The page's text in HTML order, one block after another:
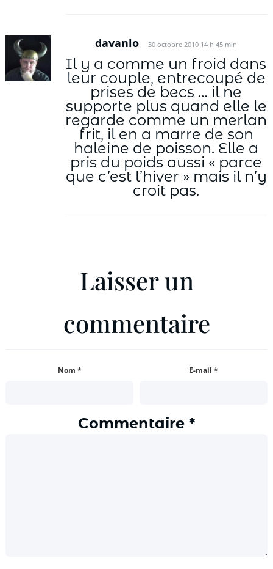
davanlo 30 octobre 2010 14 h 45 min
Il y a comme un froid dans
leur couple, entrecoupé de
prises de becs … il ne
supporte plus quand elle le
regarde comme un merlan
frit, il en a marre de son
haleine de poisson. Elle a
pris du poids aussi « parce
que c’est l’hiver » mais il n’y
croit pas.
Laisser un
commentaire
Nom * E-mail *
Commentaire *